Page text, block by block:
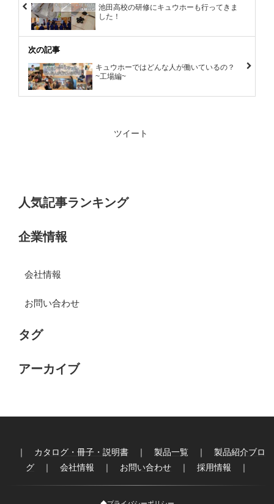
池田高校の研修にキュウホーも行ってきま
した！
次の記事
キュウホーではどんな人が働いているの？
~工場編~
ツイート
人気記事ランキング
企業情報
会社情報
お問い合わせ
タグ
アーカイブ
｜ カタログ・冊子・説明書 ｜ 製品一覧 ｜ 製品紹介ブロ
グ ｜ 会社情報 ｜ お問い合わせ ｜ 採用情報 ｜